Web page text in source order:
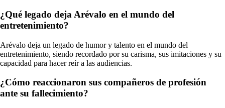
¿Qué legado deja Arévalo en el mundo del
entretenimiento?
Arévalo deja un legado de humor y talento en el mundo del
entretenimiento, siendo recordado por su carisma, sus imitaciones y su
capacidad para hacer reír a las audiencias.
¿Cómo reaccionaron sus compañeros de profesión
ante su fallecimiento?